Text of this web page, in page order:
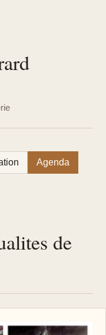
Agenda
de